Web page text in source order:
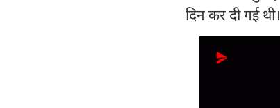
दिन कर दी गई थी।